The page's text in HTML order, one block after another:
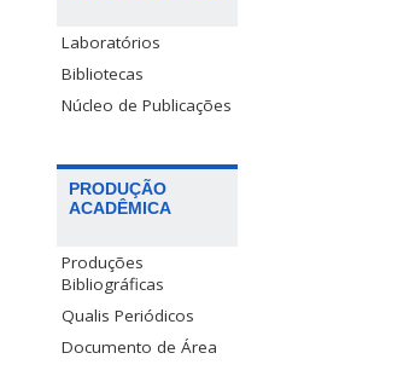
Laboratórios
Bibliotecas
Núcleo de Publicações
PRODUÇÃO
ACADÊMICA
Produções
Bibliográficas
Qualis Periódicos
Documento de Área